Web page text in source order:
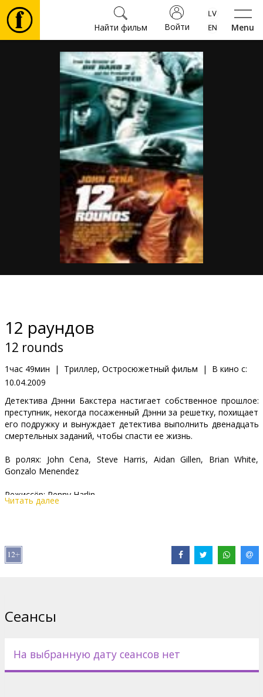
Menu
Войти
Найти фильм
Фильмы
Культура
Мероприятия
Новости
Подарки
Кинозакуски
Клуб
12 раундов
12 rounds
1час 49мин | Триллер, Остросюжетный фильм |
В кино с:
10.04.2009
Детектива Дэнни Бакстера настигает собственное прошлое:
преступник, некогда посаженный Дэнни за решетку, похищает
его подружку и вынуждает детектива выполнить двенадцать
смертельных заданий, чтобы спасти ее жизнь.
В ролях: John Cena, Steve Harris, Aidan Gillen, Brian White,
Gonzalo Menendez
Режиссёр: Renny Harlin
Читать далее
Сеансы
На выбранную дату сеансов нет